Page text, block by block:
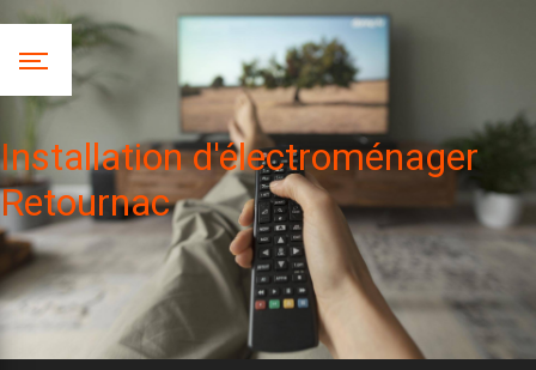
Panneau de gestion des cookies
Installation d'électroménager
Retournac